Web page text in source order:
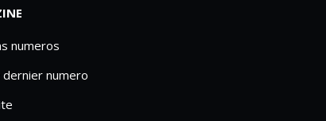
numeros
dernier numero